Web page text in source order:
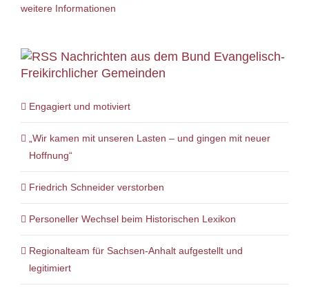
weitere Informationen
Nachrichten aus dem Bund Evangelisch-
Freikirchlicher Gemeinden
Engagiert und motiviert
„Wir kamen mit unseren Lasten – und gingen mit neuer
Hoffnung“
Friedrich Schneider verstorben
Personeller Wechsel beim Historischen Lexikon
Regionalteam für Sachsen-Anhalt aufgestellt und
legitimiert